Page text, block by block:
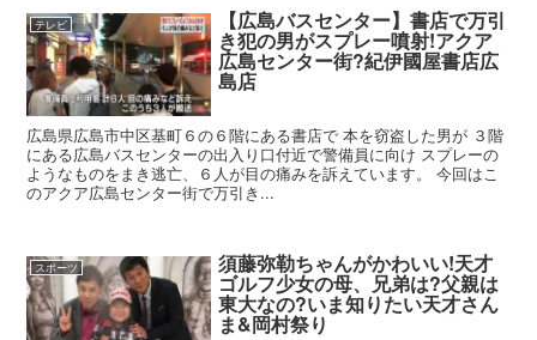
テレビ 【広島バスセンター】書店で万引
き犯の男がスプレー噴射!アクア
広島センター街?紀伊國屋書店広
島店
広島県広島市中区基町６の６階にある書店で 本を窃盗した男が ３階
にある広島バスセンターの出入り口付近で警備員に向け スプレーの
ようなものをまき逃亡、６人が目の痛みを訴えています。 今回はこ
のアクア広島センター街で万引き...
スポーツ 須藤弥勒ちゃんがかわいい!天才
ゴルフ少女の母、兄弟は?父親は
東大なの?いま知りたい天才さん
ま&岡村祭り